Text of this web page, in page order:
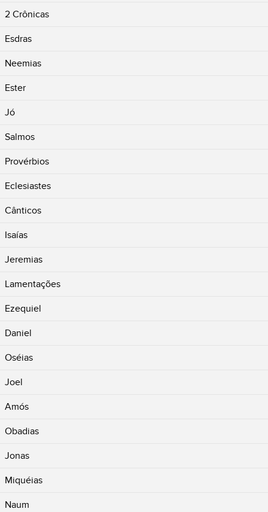
2 Crônicas
Esdras
Neemias
Ester
Jó
Salmos
Provérbios
Eclesiastes
Cânticos
Isaías
Jeremias
Lamentações
Ezequiel
Daniel
Oséias
Joel
Amós
Obadias
Jonas
Miquéias
Naum